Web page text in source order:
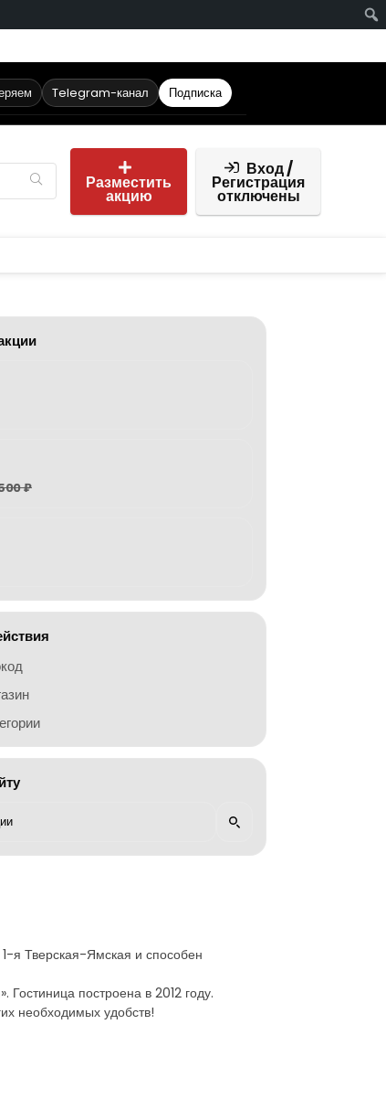
Telegram-канал Подписка
Разместить
акцию
Вход /
Регистрация
отключены
₽
я Тверская-Ямская и способен
построена в 2012 году.
необходимых удобств!